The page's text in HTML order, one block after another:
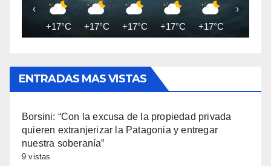
+17°C +17°C +17°C +17°C +17°C +17°C
‹ ›
ENTRADAS MAS VISTAS
Borsini: “Con la excusa de la propiedad privada
quieren extranjerizar la Patagonia y entregar
nuestra soberanía”
9 vistas